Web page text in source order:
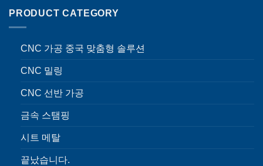
PRODUCT CATEGORY
CNC 가공 중국 맞춤형 솔루션
CNC 밀링
CNC 선반 가공
금속 스탬핑
시트 메탈
끝났습니다.